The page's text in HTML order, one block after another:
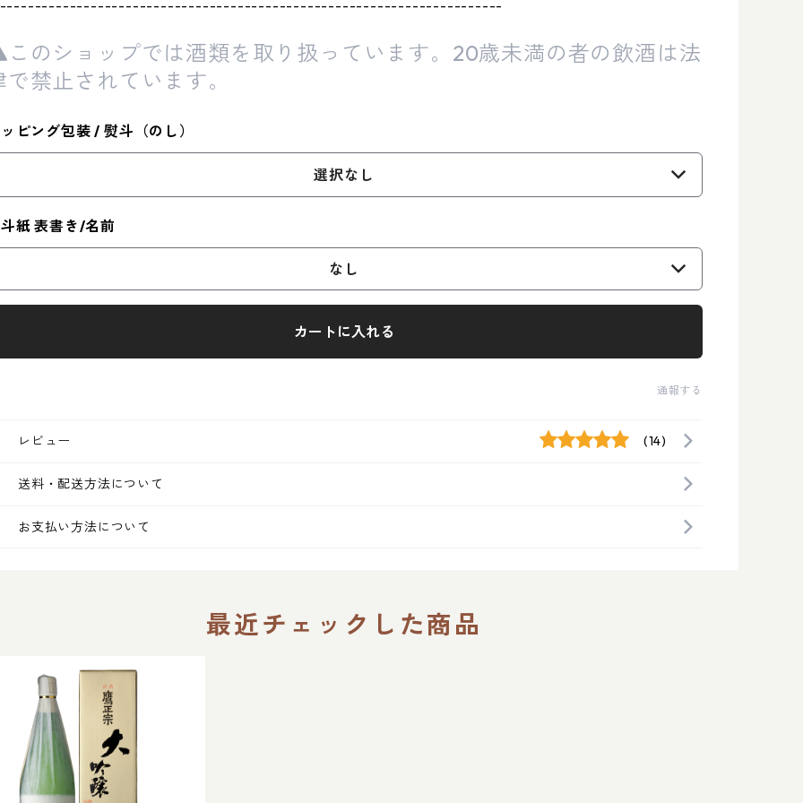
このショップでは酒類を取り扱っています。20歳未満の者の飲酒は法
で禁止されています。
ピング包装 / 熨斗（のし）
選択なし
紙 表書き/名前
なし
カートに入れる
通報する
レビュー (14)
送料・配送方法について
お支払い方法について
最近チェックした商品